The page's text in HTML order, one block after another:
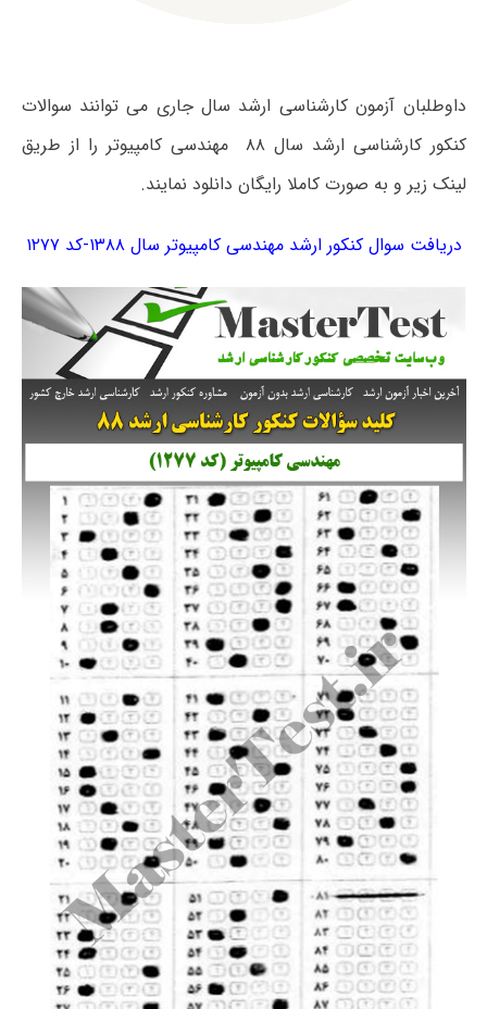
داوطلبان آزمون کارشناسی ارشد سال جاری می توانند سوالات
کنکور کارشناسی ارشد سال ۸۸ مهندسی کامپیوتر را از طریق
لینک زیر و به صورت کاملا رایگان دانلود نمایند.
دریافت سوال کنکور ارشد مهندسی کامپیوتر سال ۱۳۸۸-کد ۱۲۷۷